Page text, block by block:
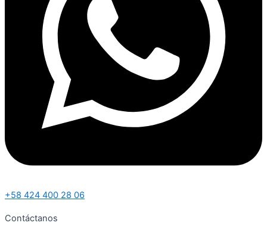
+58 424 400 28 06
Contáctanos